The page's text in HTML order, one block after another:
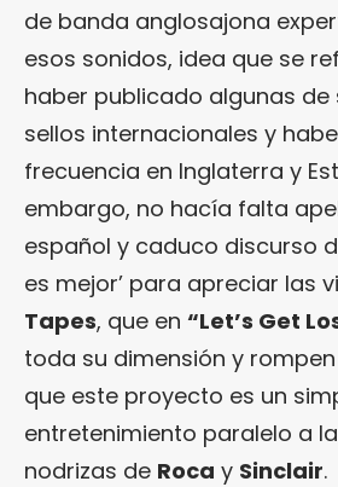
de banda anglosajona
esos sonidos, idea que se
haber publicado algunas de
sellos internacionales y
frecuencia en Inglaterra y
embargo, no hacía falta
español y caduco discurso
es mejor’ para apreciar las
Tapes, que en “Let’s Get
toda su dimensión y
que este proyecto es un
entretenimiento paralelo a
nodrizas de Roca y Sinclair.